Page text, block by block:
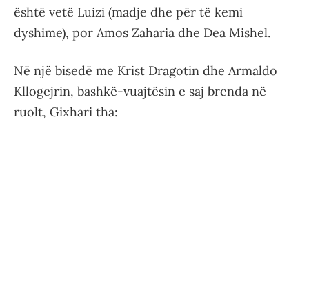
është vetë Luizi (madje dhe për të kemi
dyshime), por Amos Zaharia dhe Dea Mishel.
Në një bisedë me Krist Dragotin dhe Armaldo
Kllogejrin, bashkë-vuajtësin e saj brenda në
ruolt, Gixhari tha: